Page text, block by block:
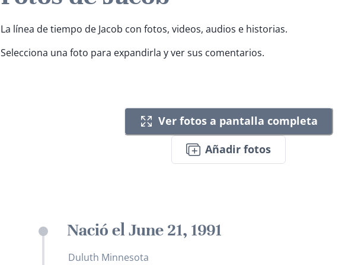
La línea de tiempo de Jacob con fotos, videos, audios e historias.
Selecciona una foto para expandirla y ver sus comentarios.
Ver fotos a pantalla completa
Añadir fotos
Nació el June 21, 1991
Duluth Minnesota